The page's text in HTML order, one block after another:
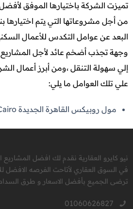
تميزت الشركة باختيارها الموفق
من أجل مشروعاتها التي يتم اختيارها
البعد عن عوامل التكدس للأعمال
وجهة تجذب أضخم عائد لأجل المشاريع
إلي سهولة التنقل ،ومن أبرز أعمال
علي تلك العوامل ما يلي:
مول روبيكس القاهرة الجديدة Rubix Mall New Cairo.
نيو كايرو العقارية نقدم لك افضل المشاريع
في السوق العقاري لأتاحت الفرصه الافضل
ترضى الجميع بأفضل الاسعار و طرق
01060626827